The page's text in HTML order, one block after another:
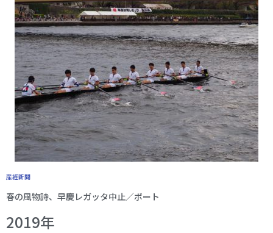
産経新聞
春の風物詩、早慶レガッタ中止／ボート
2019年